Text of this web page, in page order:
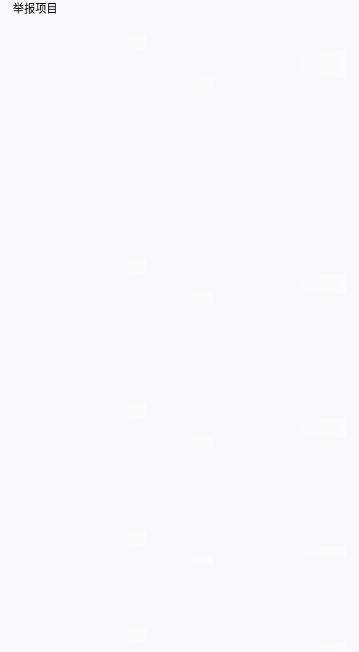
举报项目